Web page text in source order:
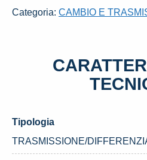
Categoria: CAMBIO E
Tipologia
TRASMISSIONE/